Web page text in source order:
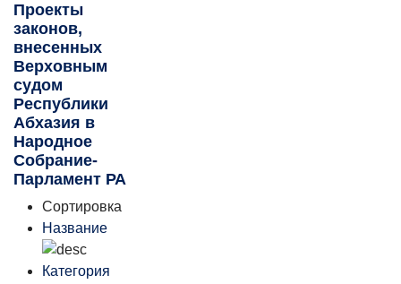
Проекты
законов,
внесенных
Верховным
судом
Республики
Абхазия в
Народное
Собрание-
Парламент РА
Сортировка
Название
Категория